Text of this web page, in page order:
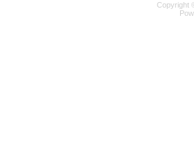
Copyright